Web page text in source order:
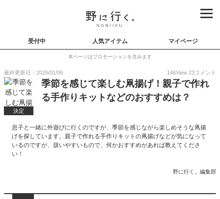
受付中 人気アイテム マイページ
本ページはプロモーションを含みます
最終更新日：2026/01/06 146View 23コメント
決定
季節を感じて楽しむ凧揚げ！親子で作れ
る手作りキットなどのおすすめは？
息子と一緒に外遊びに行くのですが、季節を感じながら楽しめそうな凧揚
げを探しています。親子で作れる手作りキットの凧揚げなどが気になって
いるのですが、扱いやすいもので、何かおすすめがあれば教えてくださ
い！
野に行く。編集部